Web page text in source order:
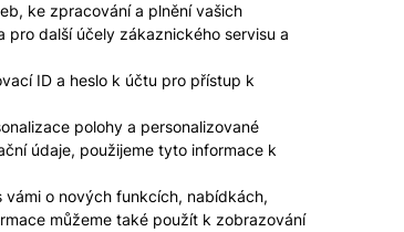
ke zpracování a plnění vašich
další účely zákaznického servisu a
ID a heslo k účtu pro přístup k
polohy a personalizované
údaje, použijeme tyto informace k
o nových funkcích, nabídkách,
můžeme také použít k zobrazování